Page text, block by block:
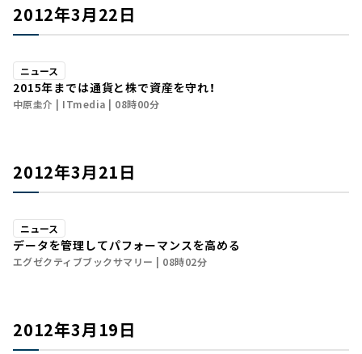
2012年3月22日
ニュース
2015年までは通貨と株で資産を守れ！
中原圭介 ITmedia 08時00分
2012年3月21日
ニュース
データを管理してパフォーマンスを高める
エグゼクティブブックサマリー 08時02分
2012年3月19日